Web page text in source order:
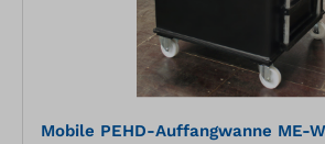
Mobile PEHD-Auffangwanne ME-